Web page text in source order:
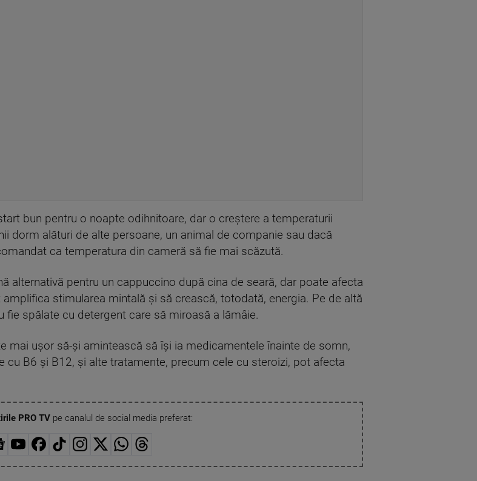
bun pentru o noapte odihnitoare, dar o creştere a temperaturii
dorm alături de alte persoane, un animal de companie sau dacă
ca temperatura din cameră să fie mai scăzută.
alternativă pentru un cappuccino după cina de seară, dar poate afecta
stimularea mintală şi să crească, totodată, energia. Pe de altă
spălate cu detergent care să miroasă a lămâie.
mai uşor să-şi amintească să îşi ia medicamentele înainte de somn,
cu B6 şi B12, şi alte tratamente, precum cele cu steroizi, pot afecta
PRO TVpe canalul de social media preferat: